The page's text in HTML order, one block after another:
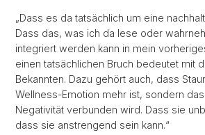
„Dass es da tatsächlich um eine
Dass das, was ich da lese oder
integriert werden kann in mein
einen tatsächlichen Bruch bedeutet mit
Bekannten. Dazu gehört auch, dass
Wellness-Emotion mehr ist, sondern
Negativität verbunden wird. Dass sie
dass sie anstrengend sein kann.“